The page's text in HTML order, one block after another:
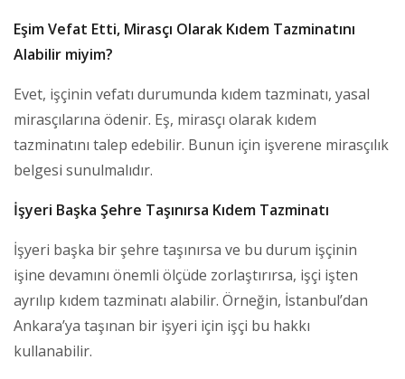
Eşim Vefat Etti, Mirasçı Olarak Kıdem Tazminatını
Alabilir miyim?
Evet, işçinin vefatı durumunda kıdem tazminatı, yasal
mirasçılarına ödenir. Eş, mirasçı olarak kıdem
tazminatını talep edebilir. Bunun için işverene mirasçılık
belgesi sunulmalıdır.
İşyeri Başka Şehre Taşınırsa Kıdem Tazminatı
İşyeri başka bir şehre taşınırsa ve bu durum işçinin
işine devamını önemli ölçüde zorlaştırırsa, işçi işten
ayrılıp kıdem tazminatı alabilir. Örneğin, İstanbul’dan
Ankara’ya taşınan bir işyeri için işçi bu hakkı
kullanabilir.